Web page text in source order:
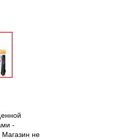
-
Магазин не